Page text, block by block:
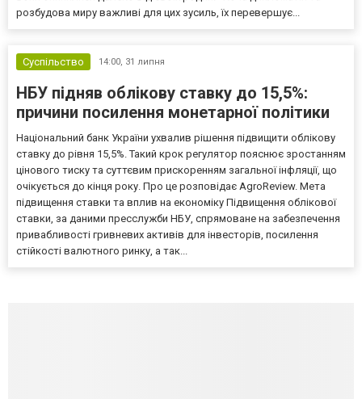
розбудова миру важливі для цих зусиль, їх перевершує...
Суспільство 14:00, 31 липня
НБУ підняв облікову ставку до 15,5%:
причини посилення монетарної політики
Національний банк України ухвалив рішення підвищити облікову
ставку до рівня 15,5%. Такий крок регулятор пояснює зростанням
цінового тиску та суттєвим прискоренням загальної інфляції, що
очікується до кінця року. Про це розповідає AgroReview. Мета
підвищення ставки та вплив на економіку Підвищення облікової
ставки, за даними пресслужби НБУ, спрямоване на забезпечення
привабливості гривневих активів для інвесторів, посилення
стійкості валютного ринку, а так...